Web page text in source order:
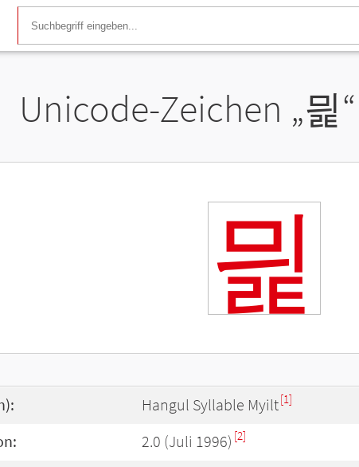
Unicode-Zeichen „믩
믩
Hangul Syllable Myilt[1]
2.0 (Juli 1996) [2]